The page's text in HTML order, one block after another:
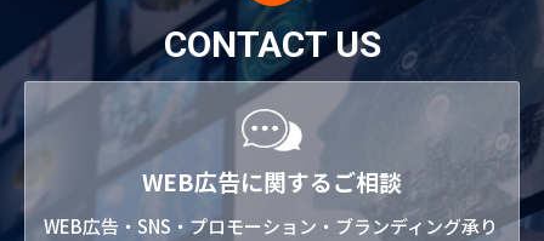
CONTACT US
WEB広告に関するご相談
WEB広告・SNS・プロモーション・ブランディング承り